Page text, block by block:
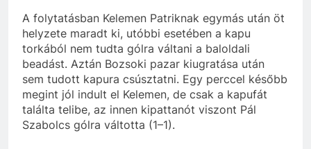
A folytatásban Kelemen Patriknak egymás után öt
helyzete maradt ki, utóbbi esetében a kapu
torkából nem tudta gólra váltani a baloldali
beadást. Aztán Bozsoki pazar kiugratása után
sem tudott kapura csúsztatni. Egy perccel később
megint jól indult el Kelemen, de csak a kapufát
találta telibe, az innen kipattanót viszont Pál
Szabolcs gólra váltotta (1–1).